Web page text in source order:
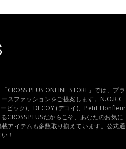
PLUS ONLINE STORE」では、プラ
スファッションをご提案します。N.O.R.C
ビック)、DECOY (デコイ)、Petit Honfleur
CROSS PLUSだからこそ、あなたのお気に
アイテムも多数取り揃えています。公式通
！